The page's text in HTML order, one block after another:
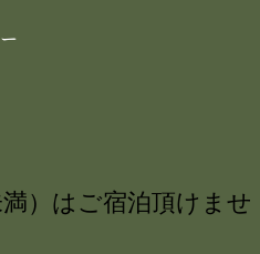
）はご宿泊頂けませ